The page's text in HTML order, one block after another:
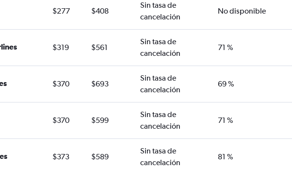
$277 $408
Sin tasa de
cancelación
No disponible
$319 $561
Sin tasa de
cancelación
71 %
$370 $693
Sin tasa de
cancelación
69 %
$370 $599
Sin tasa de
cancelación
71 %
$373 $589
Sin tasa de
cancelación
81 %